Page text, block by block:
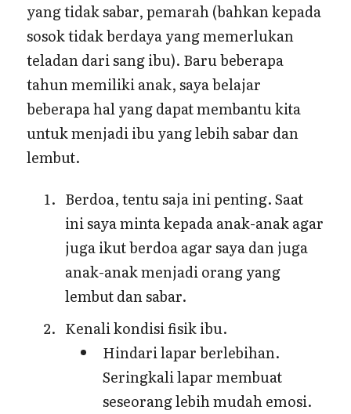
yang tidak sabar, pemarah (bahkan kepada
sosok tidak berdaya yang memerlukan
teladan dari sang ibu). Baru beberapa
tahun memiliki anak, saya belajar
beberapa hal yang dapat membantu kita
untuk menjadi ibu yang lebih sabar dan
lembut.
Berdoa, tentu saja ini penting. Saat
ini saya minta kepada anak-anak agar
juga ikut berdoa agar saya dan juga
anak-anak menjadi orang yang
lembut dan sabar.
Kenali kondisi fisik ibu.
Hindari lapar berlebihan.
Seringkali lapar membuat
seseorang lebih mudah emosi.